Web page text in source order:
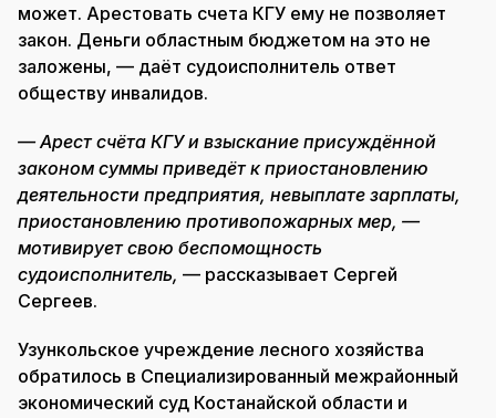
может. Арестовать счета КГУ ему не позволяет
закон. Деньги областным бюджетом на это не
заложены, — даёт судоисполнитель ответ
обществу инвалидов.
— Арест счёта КГУ и взыскание присуждённой
законом суммы приведёт к приостановлению
деятельности предприятия, невыплате зарплаты,
приостановлению противопожарных мер, —
мотивирует свою беспомощность
судоисполнитель, — рассказывает Сергей
Сергеев.
Узункольское учреждение лесного хозяйства
обратилось в Специализированный межрайонный
экономический суд Костанайской области и